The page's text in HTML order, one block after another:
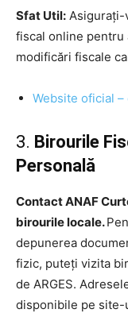
Sfat Util: Asigurați-
fiscal online pentru
modificări fiscale
Website oficial –
3. Birourile
Personală
Contact ANAF
birourile locale.
depunerea
fizic, puteți vizita
de ARGES.
disponibile pe site-